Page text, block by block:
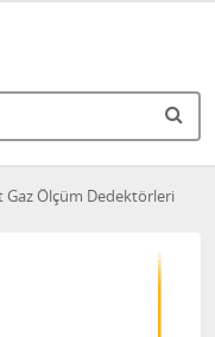
Gaz Ölçüm Dedektörleri